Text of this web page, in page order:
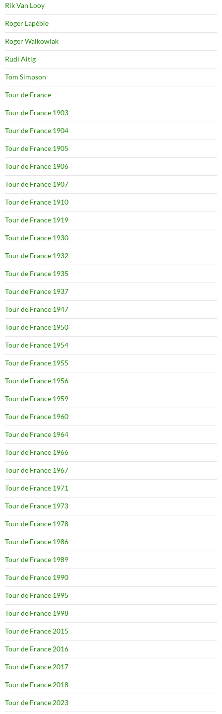
Rik Van Looy
Roger Lapébie
Roger Walkowiak
Rudi Altig
Tom Simpson
Tour de France
Tour de France 1903
Tour de France 1904
Tour de France 1905
Tour de France 1906
Tour de France 1907
Tour de France 1910
Tour de France 1919
Tour de France 1930
Tour de France 1932
Tour de France 1935
Tour de France 1937
Tour de France 1947
Tour de France 1950
Tour de France 1954
Tour de France 1955
Tour de France 1956
Tour de France 1959
Tour de France 1960
Tour de France 1964
Tour de France 1966
Tour de France 1967
Tour de France 1971
Tour de France 1973
Tour de France 1978
Tour de France 1986
Tour de France 1989
Tour de France 1990
Tour de France 1995
Tour de France 1998
Tour de France 2015
Tour de France 2016
Tour de France 2017
Tour de France 2018
Tour de France 2023